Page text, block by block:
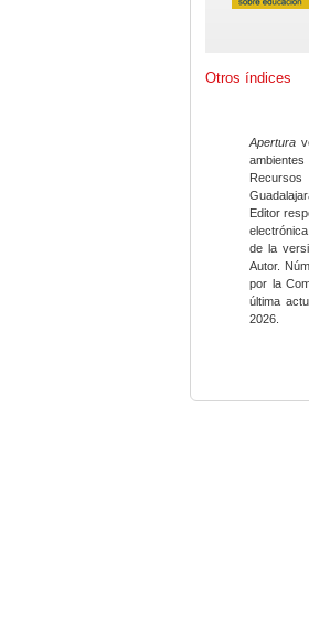
Otros índices
Apertura
Recursos
Editor
de la
Autor.
por la
última
2026.